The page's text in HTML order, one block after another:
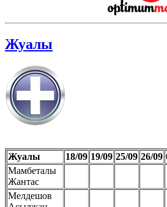
Жуалы
Жуалы 18/09 19/09 25/09 26/09
Мамбеталы
Жантас
Мелдешов